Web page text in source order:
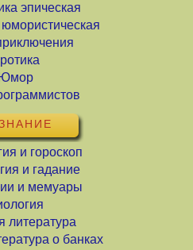
эпическая
Юмор
и гороскоп
и гадание
и мемуары
литература
о банках